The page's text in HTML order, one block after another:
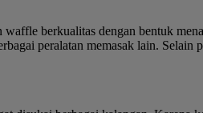
berkualitas dengan bentuk
peralatan memasak lain.